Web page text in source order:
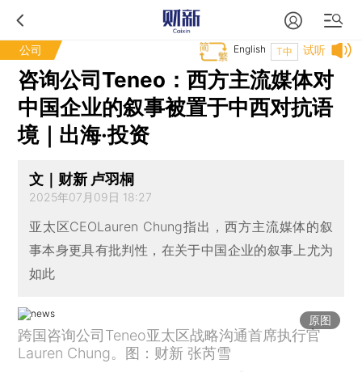
公司 试听
T中
English
咨询公司Teneo：西方主流媒体对
中国企业的叙事被置于中西对抗语
境｜出海·投资
文｜财新 卢羽桐
2025年07月09日 18:27
亚太区CEOLauren Chung指出，西方主流媒体的叙
事本身更具有批判性，在关于中国企业的叙事上尤为
如此
原图
跨国咨询公司Teneo亚太区战略沟通首席执行官
Lauren Chung。图：财新 张芮雪